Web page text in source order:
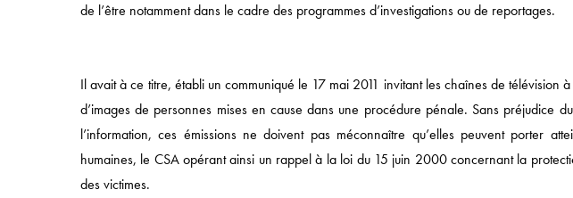
de l’être notamment dans le cadre des programmes d’investigations ou de reportages.
Il avait à ce titre, établi un communiqué le 17 mai 2011 invitant les chaînes de télévision
d’images de personnes mises en cause dans une procédure pénale. Sans préjudice
l’information, ces émissions ne doivent pas méconnaître qu’elles peuvent porter
humaines, le CSA opérant ainsi un rappel à la loi du 15 juin 2000 concernant la
des victimes.
Accès rapide
ACCUEIL